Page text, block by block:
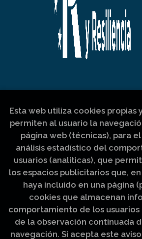
Esta web utiliza cookies propias
permiten al usuario la
página web (técnicas), para
análisis estadístico del
usuarios (analíticas), que
los espacios publicitarios que,
haya incluido en una página
cookies que almacenan
comportamiento de los
de la observación continuada
navegación. Si acepta este